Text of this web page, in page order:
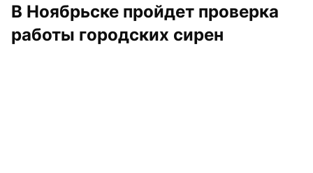
В Ноябрьске пройдет проверка
работы городских сирен